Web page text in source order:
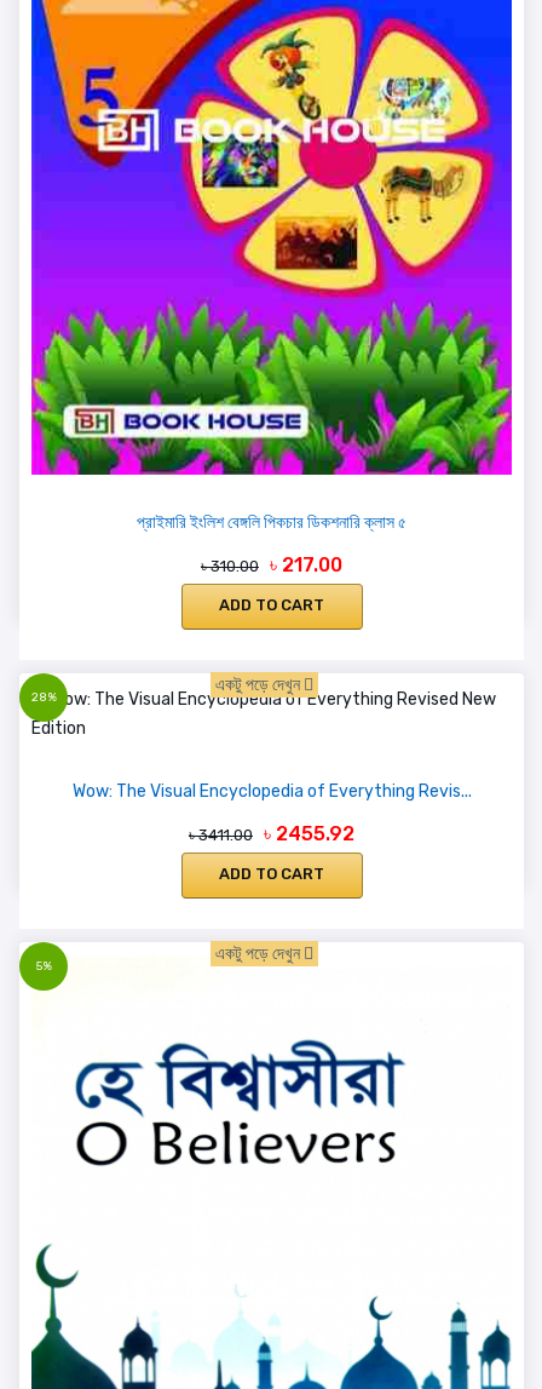
প্রাইমারি ইংলিশ বেঙ্গলি পিকচার ডিকশনারি ক্লাস ৫
৳ 310.00 ৳ 217.00
ADD TO CART
28%
একটু পড়ে দেখুন
Wow: The Visual Encyclopedia of Everything Revis...
৳ 3411.00 ৳ 2455.92
ADD TO CART
5%
একটু পড়ে দেখুন